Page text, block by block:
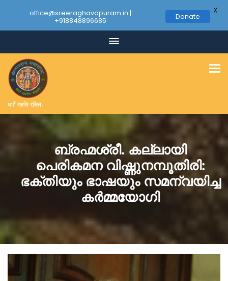
content
धर्मो रक्षति रक्षितः
ബ്രഹ്മശ്രീ. കല്ലായി
പെരികമന വിഷ്ണുനമ്പൂതിരി:
ഭക്തിയും ഭാഷയും സമന്വയിച്ച
കർമ്മയോഗി
office@sreeraghavapuram.in |
+918848896685 Donate
X